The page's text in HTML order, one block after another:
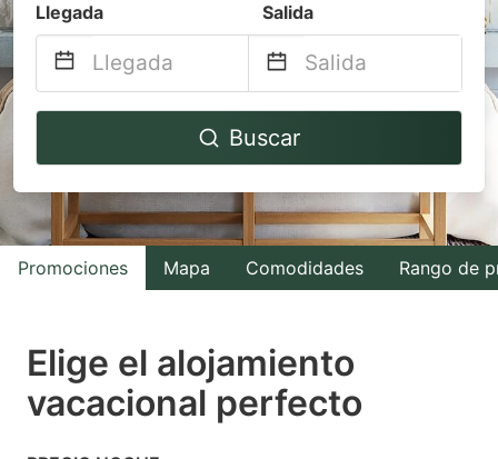
Llegada Salida
Navigate
to
interact
with
the
select
a
Navigate
to
interact
with
the
select
a
Buscar
Promociones Mapa Comodidades Rango de
Elige el alojamiento
vacacional perfecto